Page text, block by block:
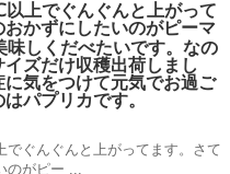
上でぐんぐんと上がって
おかずにしたいのがピーマ
味しくだべたいです。なの
ズだけ収穫出荷しまし
に気をつけて元気でお過ご
パプリカです。
ぐんぐんと上がってます。さて
がピー ...